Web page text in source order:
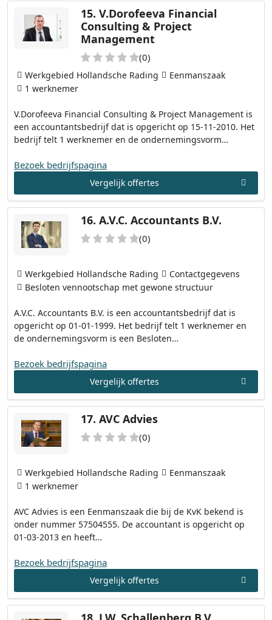
15. V.Dorofeeva Financial
Consulting & Project
Management
(0)
V.Dorofeeva Financial Consulting & Project Management is
een accountantsbedrijf dat is opgericht op 15-11-2010. Het
bedrijf telt 1 werknemer en de ondernemingsvorm…
Werkgebied Hollandsche Rading
Eenmanszaak
1 werknemer
Bezoek bedrijfspagina
Vergelijk offertes
16. A.V.C. Accountants B.V.
(0)
A.V.C. Accountants B.V. is een accountantsbedrijf dat is
opgericht op 01-01-1999. Het bedrijf telt 1 werknemer en
de ondernemingsvorm is een Besloten…
Werkgebied Hollandsche Rading
Contactgegevens
Besloten vennootschap met gewone structuur
Bezoek bedrijfspagina
Vergelijk offertes
17. AVC Advies
(0)
AVC Advies is een Eenmanszaak die bij de KvK bekend is
onder nummer 57504555. De accountant is opgericht op
01-03-2013 en heeft…
Werkgebied Hollandsche Rading
Eenmanszaak
1 werknemer
Bezoek bedrijfspagina
Vergelijk offertes